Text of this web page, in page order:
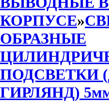
КОРПУСЕ»
ОБРАЗНЫЕ
ПОДСВЕТКИ
ГИРЛЯНД)